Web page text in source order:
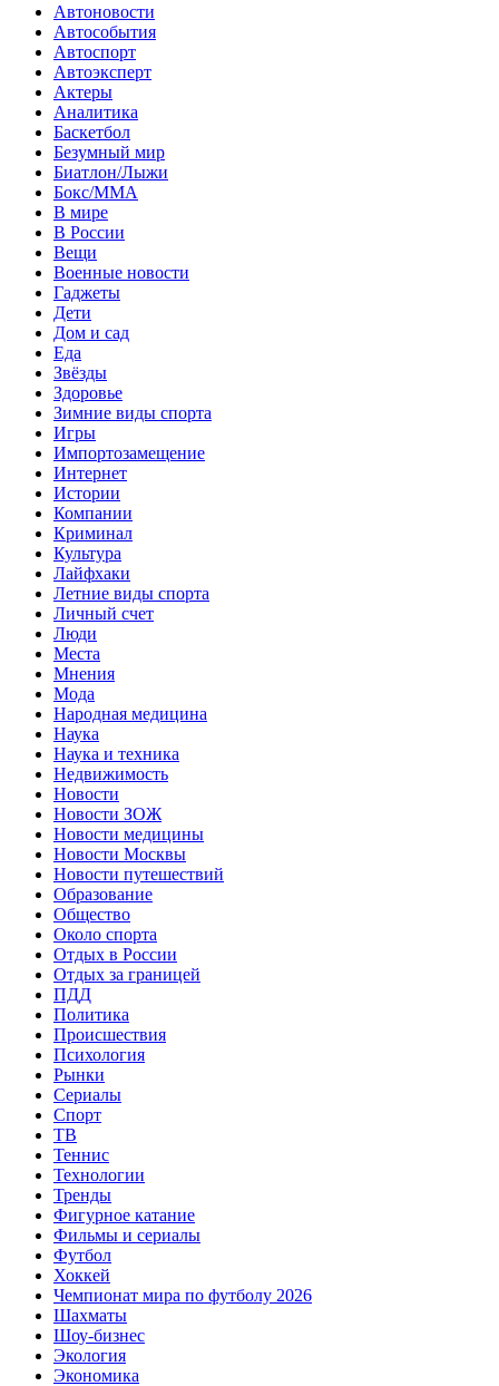
Автоновости
Автособытия
Автоспорт
Автоэксперт
Актеры
Аналитика
Баскетбол
Безумный мир
Биатлон/Лыжи
Бокс/MMA
В мире
В России
Вещи
Военные новости
Гаджеты
Дети
Дом и сад
Еда
Звёзды
Здоровье
Зимние виды спорта
Игры
Импортозамещение
Интернет
Истории
Компании
Криминал
Культура
Лайфхаки
Летние виды спорта
Личный счет
Люди
Места
Мнения
Мода
Народная медицина
Наука
Наука и техника
Недвижимость
Новости
Новости ЗОЖ
Новости медицины
Новости Москвы
Новости путешествий
Образование
Общество
Около спорта
Отдых в России
Отдых за границей
ПДД
Политика
Происшествия
Психология
Рынки
Сериалы
Спорт
ТВ
Теннис
Технологии
Тренды
Фигурное катание
Фильмы и сериалы
Футбол
Хоккей
Чемпионат мира по футболу 2026
Шахматы
Шоу-бизнес
Экология
Экономика